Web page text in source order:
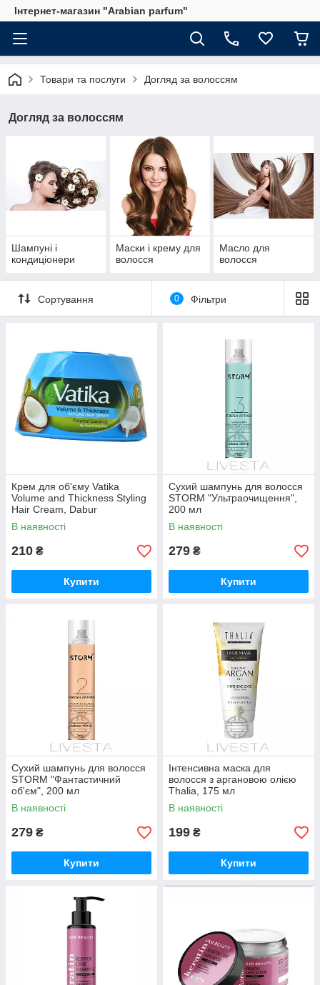
Інтернет-магазин "Arabian parfum"
Товари та послуги Догляд за волоссям
Догляд за волоссям
Шампуні і
кондиціонери
Маски і крему для
волосся
Масло для
волосся
Сортування 0 Фільтри
Крем для об'єму Vatika
Volume and Thickness Styling
Hair Cream, Dabur
В наявності
210 ₴
Купити
Сухий шампунь для волосся
STORM "Ультраочищення",
200 мл
В наявності
279 ₴
Купити
Сухий шампунь для волосся
STORM "Фантастичний
об'єм", 200 мл
В наявності
279 ₴
Купити
Інтенсивна маска для
волосся з аргановою олією
Thalia, 175 мл
В наявності
199 ₴
Купити